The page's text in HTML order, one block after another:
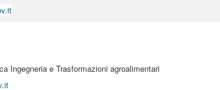
Ingegneria e Trasformazioni agroalimentari